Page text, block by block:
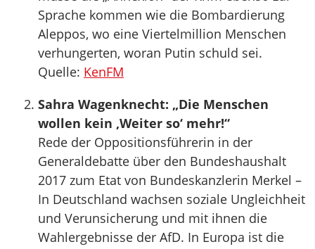
Sprache kommen wie die Bombardierung
Aleppos, wo eine Viertelmillion Menschen
verhungerten, woran Putin schuld sei.
Quelle: KenFM
Sahra Wagenknecht: „Die Menschen
wollen kein ‚Weiter so‘ mehr!“
Rede der Oppositionsführerin in der
Generaldebatte über den Bundeshaushalt
2017 zum Etat von Bundeskanzlerin Merkel –
In Deutschland wachsen soziale Ungleichheit
und Verunsicherung und mit ihnen die
Wahlergebnisse der AfD. In Europa ist die